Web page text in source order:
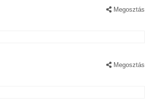
Megosztás
Megosztás